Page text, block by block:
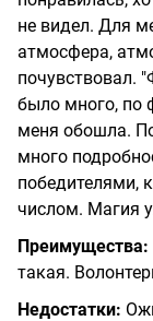
не видел. Для
атмосфера,
почувствовал.
было много, по
меня обошла.
много
победителями,
числом. Магия
Преимущества:
такая.
Недостатки: